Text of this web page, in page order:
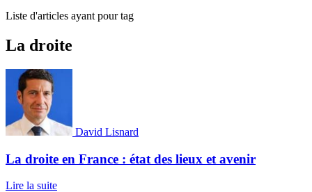
Liste d'articles ayant pour tag
La droite
David Lisnard
La droite en France : état des lieux et avenir
Lire la suite